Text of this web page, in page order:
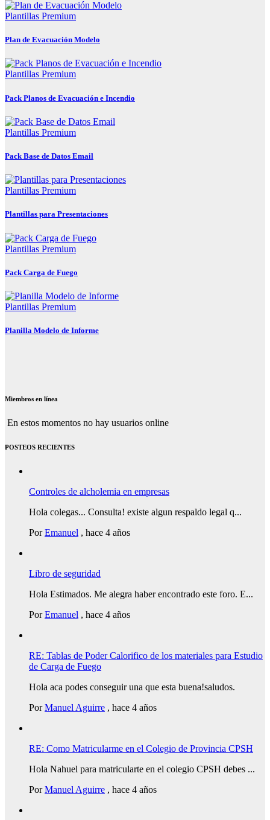
Plantillas Premium
Plan de Evacuación Modelo
Plantillas Premium
Pack Planos de Evacuación e Incendio
Plantillas Premium
Pack Base de Datos Email
Plantillas Premium
Plantillas para Presentaciones
Plantillas Premium
Pack Carga de Fuego
Plantillas Premium
Planilla Modelo de Informe
Miembros en línea
En estos momentos no hay usuarios online
POSTEOS RECIENTES
Controles de alcholemia en empresas
Hola colegas... Consulta! existe algun respaldo legal q...
PorEmanuel , hace 4 años
Libro de seguridad
Hola Estimados. Me alegra haber encontrado este foro. E...
PorEmanuel , hace 4 años
RE: Tablas de Poder Calorifico de los materiales para Estudio
de Carga de Fuego
Hola aca podes conseguir una que esta buena!saludos.
PorManuel Aguirre , hace 4 años
RE: Como Matricularme en el Colegio de Provincia CPSH
Hola Nahuel para matricularte en el colegio CPSH debes ...
PorManuel Aguirre , hace 4 años